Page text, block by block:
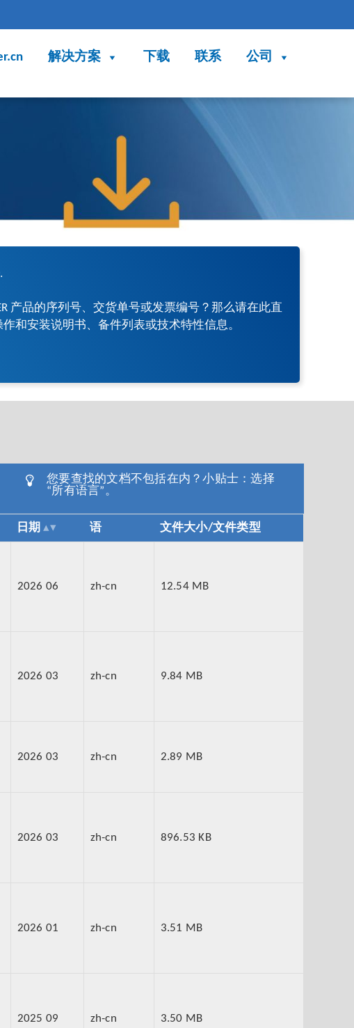
解决方案 下载 联系 公司
.
产品的序列号、交货单号或发票编号？那么请在此直
和安装说明书、备件列表或技术特性信息。
您要查找的文档不包括在内？小贴士：选择
“所有语言”。
日期 语 文件大小/文件类型
2026 06 zh-cn 12.54 MB
2026 03 zh-cn 9.84 MB
2026 03 zh-cn 2.89 MB
2026 03 zh-cn 896.53 KB
2026 01 zh-cn 3.51 MB
2025 09 zh-cn 3.50 MB